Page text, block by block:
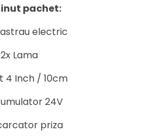
pachet:
electric
2x Lama
4 Inch / 10cm
24V
priza